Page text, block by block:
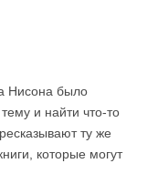
Нисона было
и найти что-то
ту же
которые могут